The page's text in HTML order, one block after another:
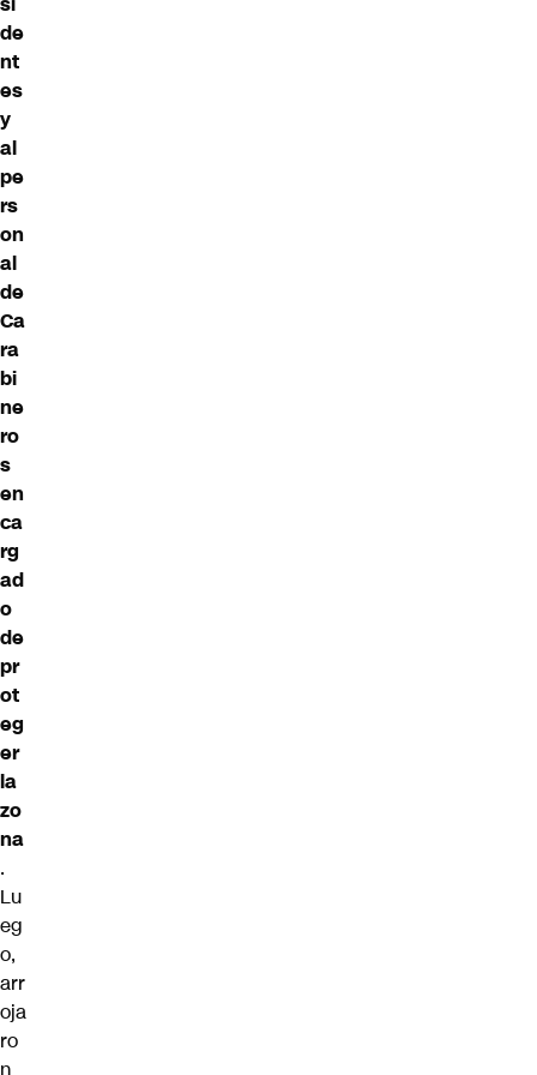
de
nt
es
y
al
pe
rs
on
al
de
Ca
ra
bi
ne
ro
s
en
ca
rg
ad
o
de
pr
ot
eg
er
la
zo
na
.
Lu
eg
o,
arr
oja
ro